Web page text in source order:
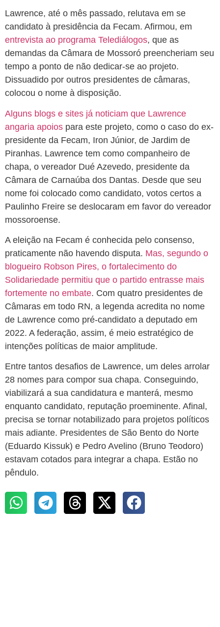
Lawrence, até o mês passado, relutava em se
candidato à presidência da Fecam. Afirmou, em
entrevista ao programa Telediálogos, que as
demandas da Câmara de Mossoró preencheriam seu
tempo a ponto de não dedicar-se ao projeto.
Dissuadido por outros presidentes de câmaras,
colocou o nome à disposição.
Alguns blogs e sites já noticiam que Lawrence
angaria apoios para este projeto, como o caso do ex-
presidente da Fecam, Iron Júnior, de Jardim de
Piranhas. Lawrence tem como companheiro de
chapa, o vereador Dué Azevedo, presidente da
Câmara de Carnaúba dos Dantas. Desde que seu
nome foi colocado como candidato, votos certos a
Paulinho Freire se deslocaram em favor do vereador
mossoroense.
A eleição na Fecam é conhecida pelo consenso,
praticamente não havendo disputa. Mas, segundo o
blogueiro Robson Pires, o fortalecimento do
Solidariedade permitiu que o partido entrasse mais
fortemente no embate. Com quatro presidentes de
Câmaras em todo RN, a legenda acredita no nome
de Lawrence como pré-candidato a deputado em
2022. A federação, assim, é meio estratégico de
intenções políticas de maior amplitude.
Entre tantos desafios de Lawrence, um deles arrolar
28 nomes para compor sua chapa. Conseguindo,
viabilizará a sua candidatura e manterá, mesmo
enquanto candidato, reputação proeminente. Afinal,
precisa se tornar notabilizado para projetos políticos
mais adiante. Presidentes de São Bento do Norte
(Eduardo Kissuk) e Pedro Avelino (Bruno Teodoro)
estavam cotados para integrar a chapa. Estão no
pêndulo.